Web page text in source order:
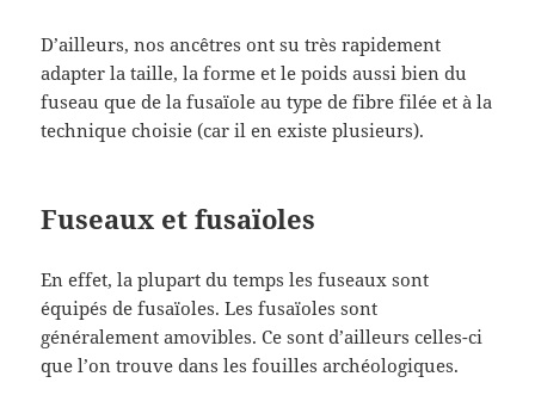
D’ailleurs, nos ancêtres ont su très rapidement
adapter la taille, la forme et le poids aussi bien du
fuseau que de la fusaïole au type de fibre filée et à la
technique choisie (car il en existe plusieurs).
Fuseaux et fusaïoles
En effet, la plupart du temps les fuseaux sont
équipés de fusaïoles. Les fusaïoles sont
généralement amovibles. Ce sont d’ailleurs celles-ci
que l’on trouve dans les fouilles archéologiques.